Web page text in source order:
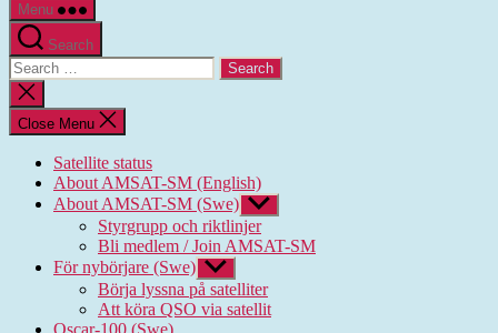
Menu
Search
Search
for:
Close
search
Close Menu
Satellite status
About AMSAT-SM (English)
About AMSAT-SM (Swe) Show
sub
menu
Styrgrupp och riktlinjer
Bli medlem / Join AMSAT-SM
För nybörjare (Swe) Show
sub
menu
Börja lyssna på satelliter
Att köra QSO via satellit